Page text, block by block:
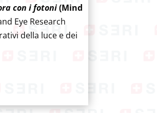
con i fotoni(Mind
Eye Research
della luce e dei